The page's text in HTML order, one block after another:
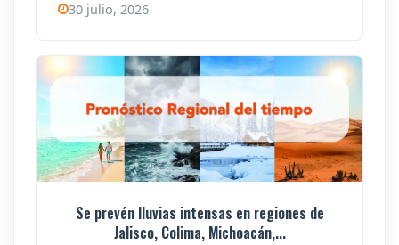
30 julio, 2026
Se prevén lluvias intensas en regiones de
Jalisco, Colima, Michoacán,...